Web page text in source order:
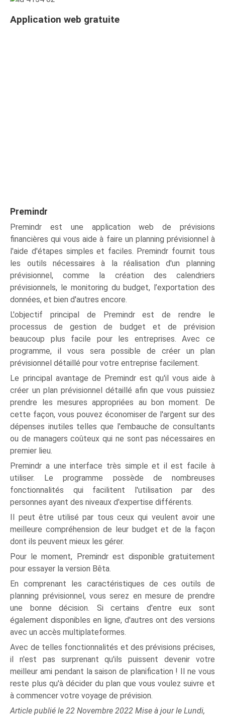
Application web gratuite
Premindr
Premindr est une application web de prévisions
financières qui vous aide à faire un planning prévisionnel à
l'aide d'étapes simples et faciles. Premindr fournit tous
les outils nécessaires à la réalisation d'un planning
prévisionnel, comme la création des calendriers
prévisionnels, le monitoring du budget, l’exportation des
données, et bien d'autres encore.
L'objectif principal de Premindr est de rendre le
processus de gestion de budget et de prévision
beaucoup plus facile pour les entreprises. Avec ce
programme, il vous sera possible de créer un plan
prévisionnel détaillé pour votre entreprise facilement.
Le principal avantage de Premindr est qu'il vous aide à
créer un plan prévisionnel détaillé afin que vous puissiez
prendre les mesures appropriées au bon moment. De
cette façon, vous pouvez économiser de l'argent sur des
dépenses inutiles telles que l'embauche de consultants
ou de managers coûteux qui ne sont pas nécessaires en
premier lieu.
Premindr a une interface très simple et il est facile à
utiliser. Le programme possède de nombreuses
fonctionnalités qui facilitent l'utilisation par des
personnes ayant des niveaux d'expertise différents.
Il peut être utilisé par tous ceux qui veulent avoir une
meilleure compréhension de leur budget et de la façon
dont ils peuvent mieux les gérer.
Pour le moment, Premindr est disponible gratuitement
pour essayer la version Bêta.
En comprenant les caractéristiques de ces outils de
planning prévisionnel, vous serez en mesure de prendre
une bonne décision. Si certains d'entre eux sont
également disponibles en ligne, d'autres ont des versions
avec un accès multiplateformes.
Avec de telles fonctionnalités et des prévisions précises,
il n'est pas surprenant qu'ils puissent devenir votre
meilleur ami pendant la saison de planification ! Il ne vous
reste plus qu'à décider du plan que vous voulez suivre et
à commencer votre voyage de prévision.
Article publié le 22 Novembre 2022 Mise à jour le Lundi,